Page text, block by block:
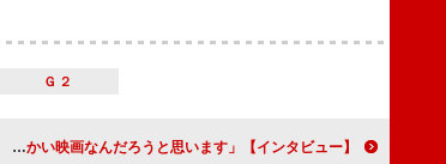
Ｇ２
【インタビュー】映画『キネマの神様』永野芽郁「最初から最後まで、何て温かい映画なんだろうと思います」